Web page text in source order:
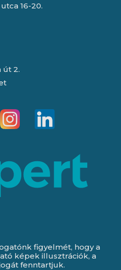
16-20.
út 2.
figyelmét, hogy a
képek illusztrációk, a
fenntartjuk.